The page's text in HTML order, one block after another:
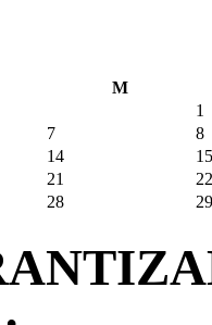
M
1
7 8
14 15
21 22
28 29